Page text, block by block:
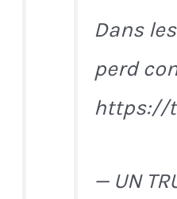
Dans
perd
https://
— UN